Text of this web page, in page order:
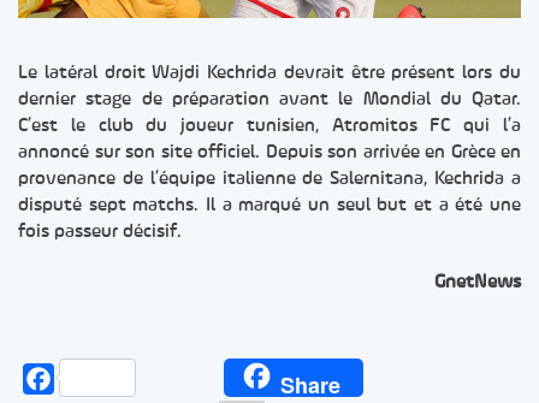
Le latéral droit Wajdi Kechrida devrait être présent lors du
dernier stage de préparation avant le Mondial du Qatar.
C’est le club du joueur tunisien, Atromitos FC qui l’a
annoncé sur son site officiel. Depuis son arrivée en Grèce en
provenance de l’équipe italienne de Salernitana, Kechrida a
disputé sept matchs. Il a marqué un seul but et a été une
fois passeur décisif.
GnetNews
Facebook Share